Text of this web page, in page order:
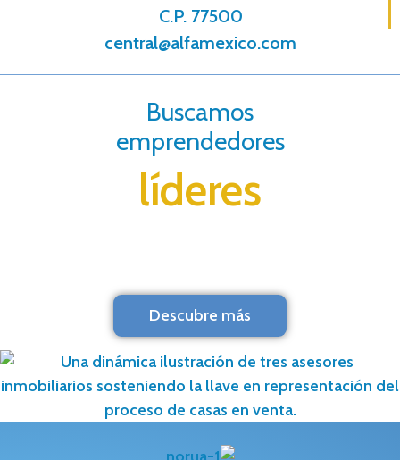
C.P. 77500
central@alfamexico.com
Buscamos
emprendedores
líderes
Descubre más